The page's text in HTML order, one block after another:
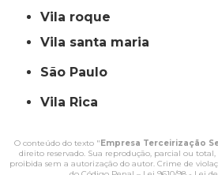
vila roque
vila santa maria
São Paulo
Vila Rica
O conteúdo do texto "Empresa Terceirização
direito reservado. Sua reprodução, parcial ou
proibida sem a autorização do autor. Crime de